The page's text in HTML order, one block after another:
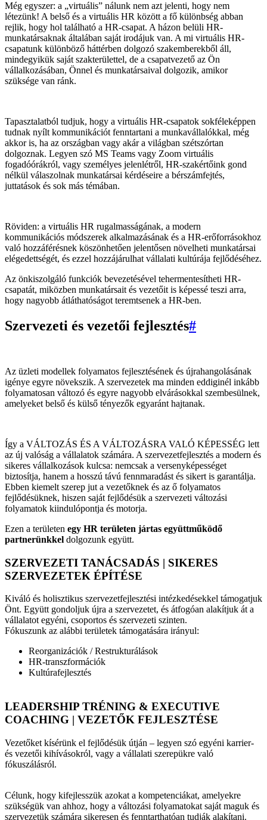
Még egyszer: a „virtuális” nálunk nem azt jelenti, hogy nem
létezünk! A belső és a virtuális HR között a fő különbség abban
rejlik, hogy hol található a HR-csapat. A házon belüli HR-
munkatársaknak általában saját irodájuk van. A mi virtuális HR-
csapatunk különböző háttérben dolgozó szakemberekből áll,
mindegyikük saját szakterülettel, de a csapatvezető az Ön
vállalkozásában, Önnel és munkatársaival dolgozik, amikor
szüksége van ránk.
Tapasztalatból tudjuk, hogy a virtuális HR-csapatok sokféleképpen
tudnak nyílt kommunikációt fenntartani a munkavállalókkal, még
akkor is, ha az országban vagy akár a világban szétszórtan
dolgoznak. Legyen szó MS Teams vagy Zoom virtuális
fogadóórákról, vagy személyes jelenlétről, HR-szakértőink gond
nélkül válaszolnak munkatársai kérdéseire a bérszámfejtés,
juttatások és sok más témában.
Röviden: a virtuális HR rugalmasságának, a modern
kommunikációs módszerek alkalmazásának és a HR-erőforrásokhoz
való hozzáférésnek köszönhetően jelentősen növelheti munkatársai
elégedettségét, és ezzel hozzájárulhat vállalati kultúrája fejlődéséhez.
Az önkiszolgáló funkciók bevezetésével tehermentesítheti HR-
csapatát, miközben munkatársait és vezetőit is képessé teszi arra,
hogy nagyobb átláthatóságot teremtsenek a HR-ben.
Szervezeti és vezetői fejlesztés#
Az üzleti modellek folyamatos fejlesztésének és újrahangolásának
igénye egyre növekszik. A szervezetek ma minden eddiginél inkább
folyamatosan változó és egyre nagyobb elvárásokkal szembesülnek,
amelyeket belső és külső tényezők egyaránt hajtanak.
Így a VÁLTOZÁS ÉS A VÁLTOZÁSRA VALÓ KÉPESSÉG lett
az új valóság a vállalatok számára. A szervezetfejlesztés a modern és
sikeres vállalkozások kulcsa: nemcsak a versenyképességet
biztosítja, hanem a hosszú távú fennmaradást és sikert is garantálja.
Ebben kiemelt szerep jut a vezetőknek és az ő folyamatos
fejlődésüknek, hiszen saját fejlődésük a szervezeti változási
folyamatok kiindulópontja és motorja.
Ezen a területen egy HR területen jártas együttműködő
partnerünkkel dolgozunk együtt.
SZERVEZETI TANÁCSADÁS | SIKERES
SZERVEZETEK ÉPÍTÉSE
Kiváló és holisztikus szervezetfejlesztési intézkedésekkel támogatjuk
Önt. Együtt gondoljuk újra a szervezetet, és átfogóan alakítjuk át a
vállalatot egyéni, csoportos és szervezeti szinten.
Fókuszunk az alábbi területek támogatására irányul:
Reorganizációk / Restrukturálások
HR-transzformációk
Kultúrafejlesztés
LEADERSHIP TRÉNING & EXECUTIVE
COACHING | VEZETŐK FEJLESZTÉSE
Vezetőket kísérünk el fejlődésük útján – legyen szó egyéni karrier-
és vezetői kihívásokról, vagy a vállalati szerepükre való
fókuszálásról.
Célunk, hogy kifejlesszük azokat a kompetenciákat, amelyekre
szükségük van ahhoz, hogy a változási folyamatokat saját maguk és
szervezetük számára sikeresen és fenntarthatóan tudják alakítani.